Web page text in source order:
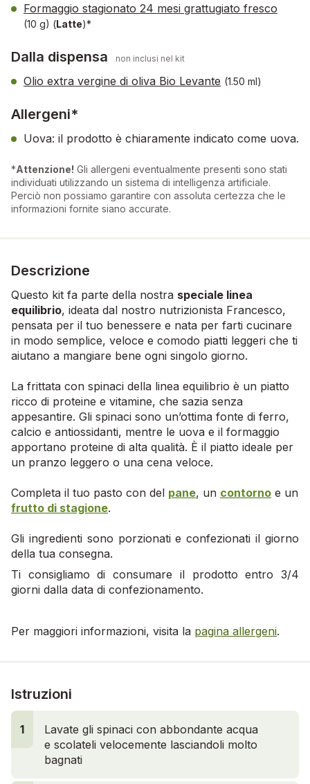
Formaggio stagionato 24 mesi grattugiato fresco
(10 g) (Latte)*
Dalla dispensa non inclusi nel kit
Olio extra vergine di oliva Bio Levante (1.50 ml)
Allergeni*
Uova: il prodotto è chiaramente indicato come uova.
*Attenzione! Gli allergeni eventualmente presenti sono stati
individuati utilizzando un sistema di intelligenza artificiale.
Perciò non possiamo garantire con assoluta certezza che le
informazioni fornite siano accurate.
Descrizione
Questo kit fa parte della nostra speciale linea
equilibrio, ideata dal nostro nutrizionista Francesco,
pensata per il tuo benessere e nata per farti cucinare
in modo semplice, veloce e comodo piatti leggeri che ti
aiutano a mangiare bene ogni singolo giorno.
La frittata con spinaci della linea equilibrio è un piatto
ricco di proteine e vitamine, che sazia senza
appesantire. Gli spinaci sono un’ottima fonte di ferro,
calcio e antiossidanti, mentre le uova e il formaggio
apportano proteine di alta qualità. È il piatto ideale per
un pranzo leggero o una cena veloce.
Completa il tuo pasto con del pane, un contorno e un
frutto di stagione.
Gli ingredienti sono porzionati e confezionati il giorno
della tua consegna.
Ti consigliamo di consumare il prodotto entro 3/4
giorni dalla data di confezionamento.
Per maggiori informazioni, visita la pagina allergeni.
Istruzioni
1
Lavate gli spinaci con abbondante acqua
e scolateli velocemente lasciandoli molto
bagnati